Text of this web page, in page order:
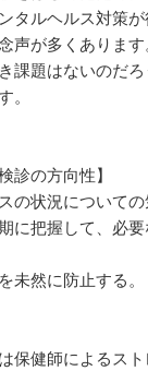
タルヘルス対策が
声が多くあります
課題はないのだ
。
診の方向性】
の状況についての
に把握して、必
未然に防止する。
保健師によるス